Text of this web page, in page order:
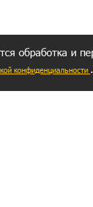
обработка и
конфиденциальности